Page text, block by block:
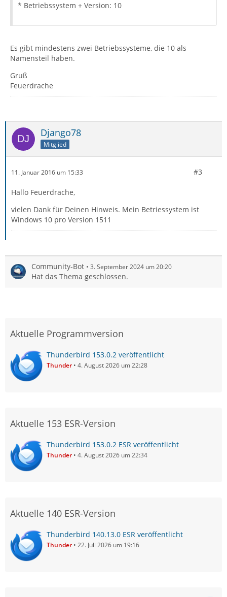
* Betriebssystem + Version: 10
Es gibt mindestens zwei Betriebssysteme, die 10 als
Namensteil haben.
Gruß
Feuerdrache
Django78
Mitglied
11. Januar 2016 um 15:33 #3
Hallo Feuerdrache,
vielen Dank für Deinen Hinweis. Mein Betriessystem ist
Windows 10 pro Version 1511
Community-Bot 3. September 2024 um 20:20
Hat das Thema geschlossen.
Aktuelle Programmversion
Thunderbird 153.0.2 veröffentlicht
Thunder 4. August 2026 um 22:28
Aktuelle 153 ESR-Version
Thunderbird 153.0.2 ESR veröffentlicht
Thunder 4. August 2026 um 22:34
Aktuelle 140 ESR-Version
Thunderbird 140.13.0 ESR veröffentlicht
Thunder 22. Juli 2026 um 19:16